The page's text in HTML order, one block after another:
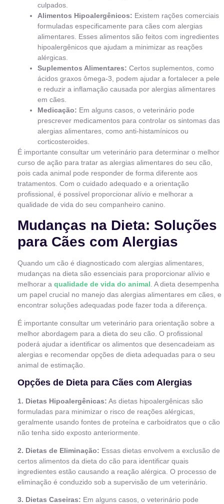
culpados.
Alimentos Hipoalergênicos: Existem rações comerciais
formuladas especificamente para cães com alergias
alimentares. Esses alimentos são feitos com ingredientes
hipoalergênicos que ajudam a minimizar as reações
alérgicas.
Suplementos Alimentares: Certos suplementos, como
ácidos graxos ômega-3, podem ajudar a fortalecer a pele
e reduzir a inflamação causada por alergias alimentares
em cães.
Medicação: Em alguns casos, o veterinário pode
prescrever medicamentos para controlar os sintomas das
alergias alimentares, como anti-histamínicos ou
corticosteroides.
É importante consultar um veterinário para determinar o melhor
curso de ação para tratar as alergias alimentares do seu cão,
pois cada animal pode responder de forma diferente aos
tratamentos. Com o cuidado adequado e a orientação
profissional, é possível proporcionar alívio e melhorar a
qualidade de vida do seu companheiro canino.
Mudanças na Dieta: Soluções
para Cães com Alergias
Quando um cão é diagnosticado com alergias alimentares,
mudanças na dieta são essenciais para proporcionar alívio e
melhorar a qualidade de vida do animal. A dieta desempenha
um papel crucial no manejo das alergias alimentares em cães, e
encontrar soluções adequadas pode fazer toda a diferença.
É importante consultar um veterinário para orientação sobre a
melhor abordagem para a dieta do seu cão. O profissional
poderá ajudar a identificar os alimentos que desencadeiam as
alergias e recomendar opções de dieta adequadas para o seu
animal de estimação.
Opções de Dieta para Cães com Alergias
1. Dietas Hipoalergênicas: As dietas hipoalergênicas são
formuladas para minimizar o risco de reações alérgicas,
geralmente usando fontes de proteína e carboidratos que o cão
não tenha sido exposto anteriormente.
2. Dietas de Eliminação: Essas dietas envolvem a exclusão de
certos alimentos da dieta do cão para identificar quais
ingredientes estão causando a reação alérgica. O processo de
eliminação é conduzido sob a supervisão de um veterinário.
3. Dietas Caseiras: Em alguns casos, o veterinário pode